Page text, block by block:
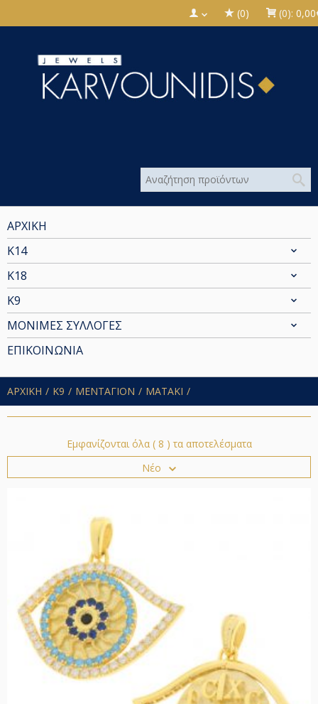
(0) (0): 0,00
ΑΡΧΙΚΗ
Κ14
Κ18
Κ9
ΜΟΝΙΜΕΣ ΣΥΛΛΟΓΕΣ
ΕΠΙΚΟΙΝΩΝΙΑ
ΑΡΧΙΚΗ Κ9 ΜΕΝΤΑΓΙΟΝ ΜΑΤΑΚΙ
Εμφανίζονται όλα ( 8 ) τα αποτελέσματα
Νέο